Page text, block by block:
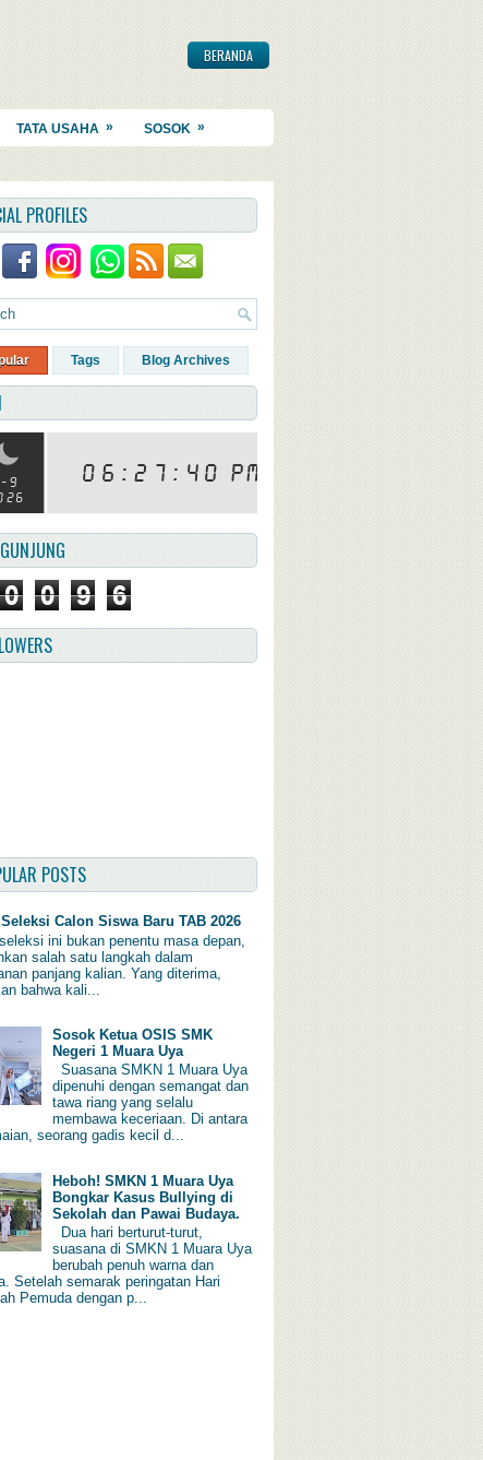
BERANDA
TATA USAHA » SOSOK »
PROFILES
Tags Blog Archives
0 0 9 6
POSTS
Calon Siswa Baru TAB 2026
ini bukan penentu masa depan,
salah satu langkah dalam
panjang kalian. Yang diterima,
bahwa kali...
Sosok Ketua OSIS SMK
Negeri 1 Muara Uya
Suasana SMKN 1 Muara Uya
dipenuhi dengan semangat dan
tawa riang yang selalu
membawa keceriaan. Di antara
seorang gadis kecil d...
Heboh! SMKN 1 Muara Uya
Bongkar Kasus Bullying di
Sekolah dan Pawai Budaya.
Dua hari berturut-turut,
suasana di SMKN 1 Muara Uya
berubah penuh warna dan
Setelah semarak peringatan Hari
Pemuda dengan p...